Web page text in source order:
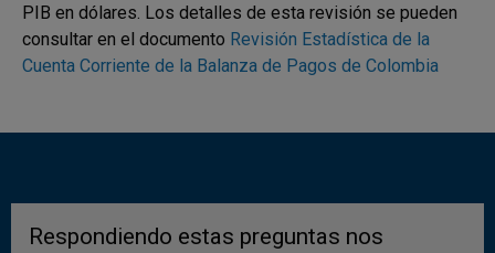
2. Evolución trimestral y anual de la
cuenta corriente y la cuenta financiera
de la balanza de pagos de Colombia
2.351 m, Este comportamiento obedeció
PIB en dólares. Los detalles de esta revisión se pueden
consultar en el documento Revisión Estadística de la
Cuenta Corriente de la Balanza de Pagos de Colombia
Respondiendo estas preguntas nos